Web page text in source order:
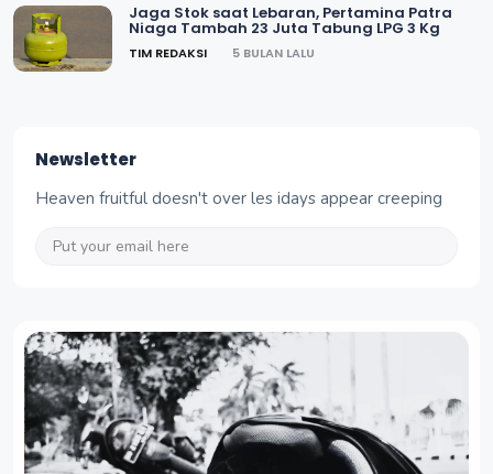
Jaga Stok saat Lebaran, Pertamina Patra
Niaga Tambah 23 Juta Tabung LPG 3 Kg
TIM REDAKSI 5 BULAN LALU
Newsletter
Heaven fruitful doesn't over les idays appear creeping